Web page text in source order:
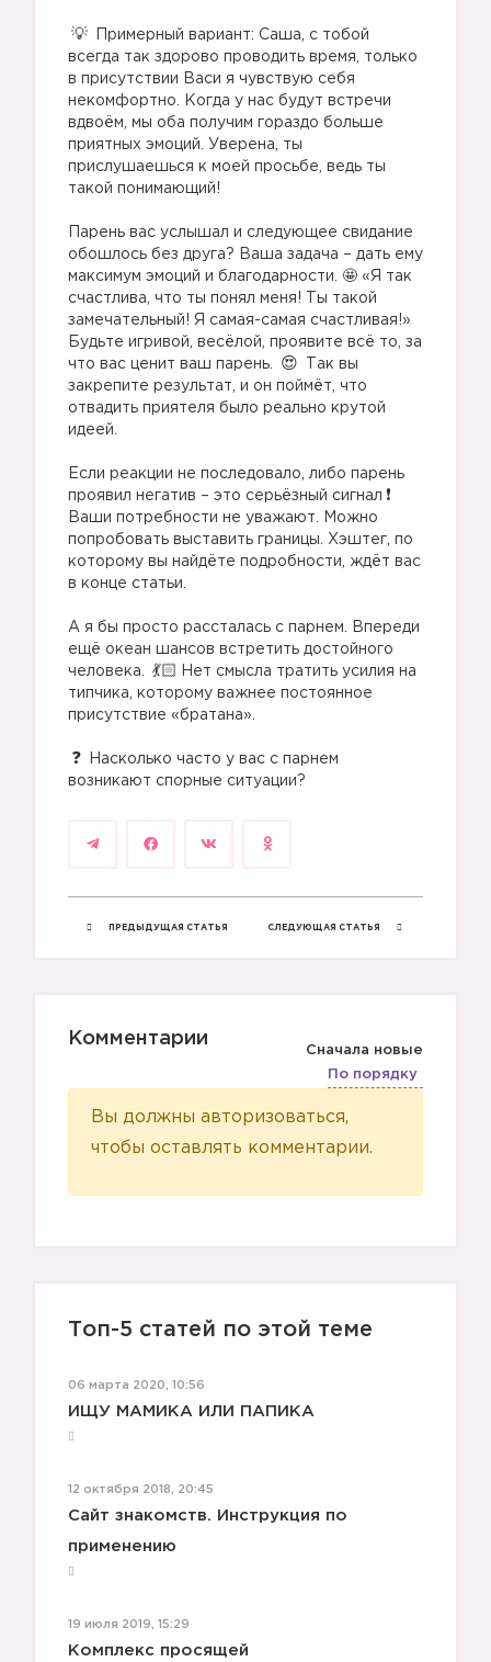
Примерный вариант: Саша, с тобой
всегда так здорово проводить время, только
в присутствии Васи я чувствую себя
некомфортно. Когда у нас будут встречи
вдвоём, мы оба получим гораздо больше
приятных эмоций. Уверена, ты
прислушаешься к моей просьбе, ведь ты
такой понимающий!
Парень вас услышал и следующее свидание
обошлось без друга? Ваша задача – дать ему
максимум эмоций и благодарности. 🤩 «Я так
счастлива, что ты понял меня! Ты такой
замечательный! Я самая-самая счастливая!»
Будьте игривой, весёлой, проявите всё то, за
что вас ценит ваш парень.
Так вы
закрепите результат, и он поймёт, что
отвадить приятеля было реально крутой
идеей.
Если реакции не последовало, либо парень
проявил негатив – это серьёзный сигнал
Ваши потребности не уважают. Можно
попробовать выставить границы. Хэштег, по
которому вы найдёте подробности, ждёт вас
в конце статьи.
А я бы просто рассталась с парнем. Впереди
ещё океан шансов встретить достойного
человека.
Нет смысла тратить усилия на
типчика, которому важнее постоянное
присутствие «братана».
Насколько часто у вас с парнем
возникают спорные ситуации?
ПРЕДЫДУЩАЯ СТАТЬЯ СЛЕДУЮЩАЯ СТАТЬЯ
Комментарии
Сначала новые
По порядку
Вы должны авторизоваться,
чтобы оставлять комментарии.
Топ-5 статей по этой теме
06 марта 2020, 10:56
ИЩУ МАМИКА ИЛИ ПАПИКА
12 октября 2018, 20:45
Сайт знакомств. Инструкция по
применению
19 июля 2019, 15:29
Комплекс просящей